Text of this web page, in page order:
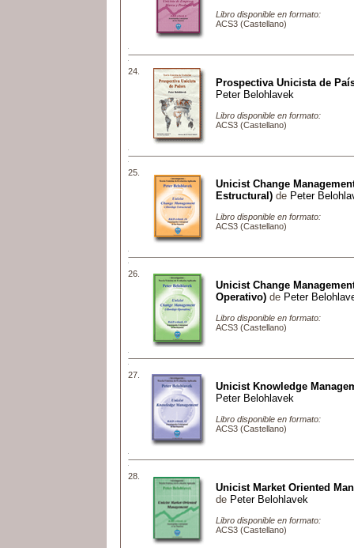
Libro disponible en formato:
ACS3 (Castellano)
24.
Prospectiva Unicista de
Peter Belohlavek
Libro disponible en formato:
ACS3 (Castellano)
25.
Unicist Change
Estructural) de Peter
Libro disponible en formato:
ACS3 (Castellano)
26.
Unicist Change
Operativo) de Peter
Libro disponible en formato:
ACS3 (Castellano)
27.
Unicist Knowledge
Peter Belohlavek
Libro disponible en formato:
ACS3 (Castellano)
28.
Unicist Market Oriented
de Peter Belohlavek
Libro disponible en formato:
ACS3 (Castellano)